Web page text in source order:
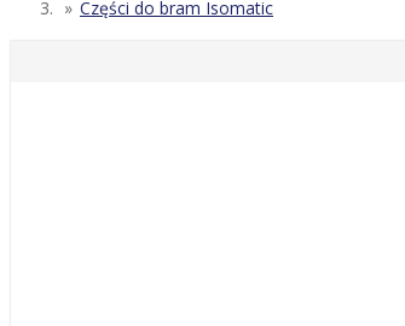
Części do bram Isomatic